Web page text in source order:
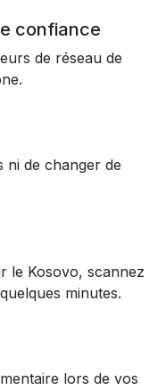
confiance
de réseau de
ni de changer de
le Kosovo, scannez
minutes.
lors de vos